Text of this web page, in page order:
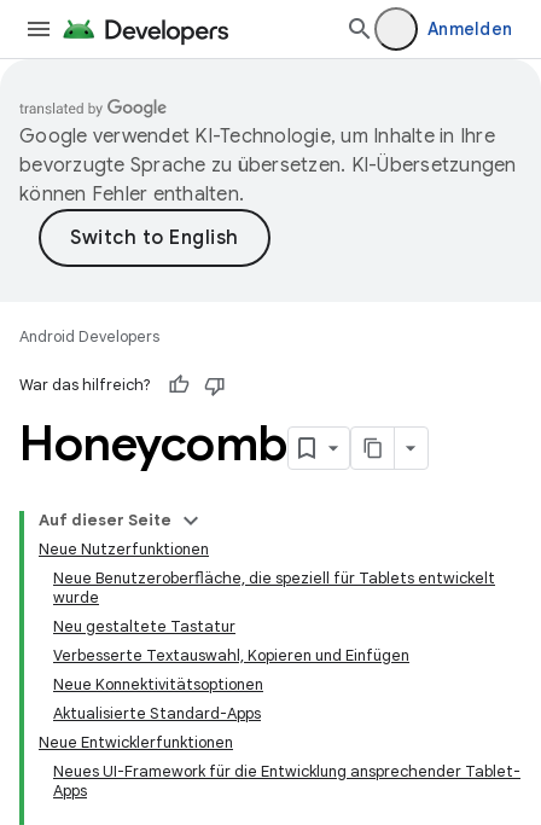
Anmelden
Google verwendet KI-Technologie, um Inhalte in Ihre
bevorzugte Sprache zu übersetzen. KI-Übersetzungen
können Fehler enthalten.
Android Developers
War das hilfreich?
Honeycomb
Auf dieser Seite
Neue Nutzerfunktionen
Neue Benutzeroberfläche, die speziell für Tablets entwickelt
wurde
Neu gestaltete Tastatur
Verbesserte Textauswahl, Kopieren und Einfügen
Neue Konnektivitätsoptionen
Aktualisierte Standard-Apps
Neue Entwicklerfunktionen
Neues UI-Framework für die Entwicklung ansprechender Tablet-
Apps